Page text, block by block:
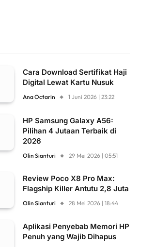
Cara Download Sertifikat Haji
Digital Lewat Kartu Nusuk
Ana Octarin 1 Juni 2026 | 23:22
HP Samsung Galaxy A56:
Pilihan 4 Jutaan Terbaik di
2026
Olin Sianturi 29 Mei 2026 | 05:51
Review Poco X8 Pro Max:
Flagship Killer Antutu 2,8 Juta
Olin Sianturi 28 Mei 2026 | 18:44
Aplikasi Penyebab Memori HP
Penuh yang Wajib Dihapus